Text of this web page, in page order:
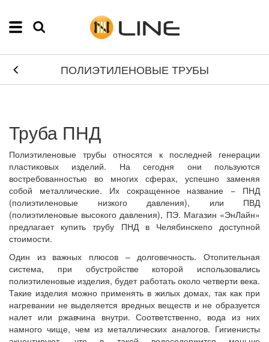
ПОЛИЭТИЛЕНОВЫЕ ТРУБЫ
Труба ПНД
Полиэтиленовые трубы относятся к последней генерации
пластиковых изделий. На сегодня они пользуются
востребованностью во многих сферах, успешно заменяя
собой металлические. Их сокращенное название − ПНД
(полиэтиленовые низкого давления), или ПВД
(полиэтиленовые высокого давления), ПЭ. Магазин «ЭнЛайн»
предлагает купить трубу ПНД в Челябинскепо доступной
стоимости.
Один из важных плюсов – долговечность. Отопительная
система, при обустройстве которой использовались
полиэтиленовые изделия, будет работать около четверти века.
Такие изделия можно применять в жилых домах, так как при
нагревании не выделяется вредных веществ и не образуется
налет или ржавчина внутри. Соответственно, вода из них
намного чище, чем из металлических аналогов. Гигиенисты